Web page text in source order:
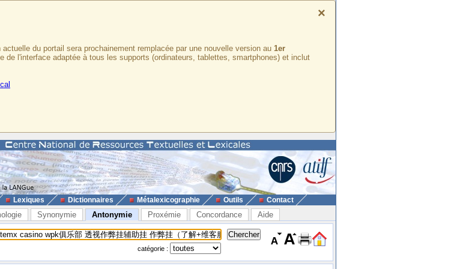
×
du portail sera prochainement remplacée par une nouvelle version au 1er
de l'interface adaptée à tous les supports (ordinateurs, tablettes, smartphones) et inclut
Lexiques Dictionnaires Métalexicographie Outils Contact
Synonymie Antonymie Proxémie Concordance Aide
catégorie :